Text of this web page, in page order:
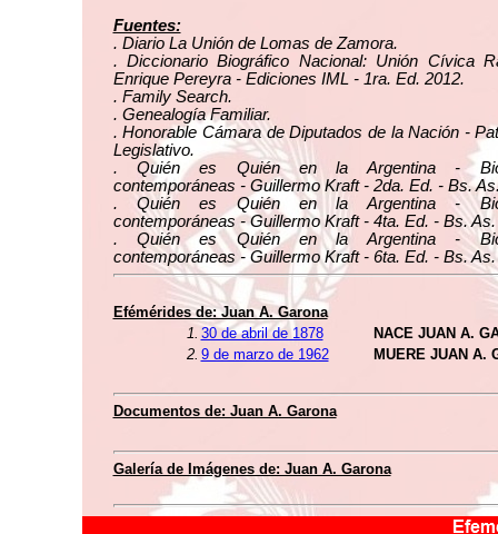
Fuentes:
. Diario La Unión de Lomas de Zamora.
. Diccionario Biográfico Nacional: Unión Cívica
Enrique Pereyra - Ediciones IML - 1ra. Ed. 2012.
. Family Search.
. Genealogía Familiar.
. Honorable Cámara de Diputados de la Nación -
Legislativo.
. Quién es Quién en la Argentina -
contemporáneas - Guillermo Kraft - 2da. Ed. - Bs.
. Quién es Quién en la Argentina -
contemporáneas - Guillermo Kraft - 4ta. Ed. - Bs. As.
. Quién es Quién en la Argentina -
contemporáneas - Guillermo Kraft - 6ta. Ed. - Bs. As.
Efémérides de: Juan A. Garona
1. 30 de abril de 1878
NACE JUAN A.
2. 9 de marzo de 1962 MUERE JUAN A.
Documentos de: Juan A. Garona
Galería de Imágenes de: Juan A. Garona